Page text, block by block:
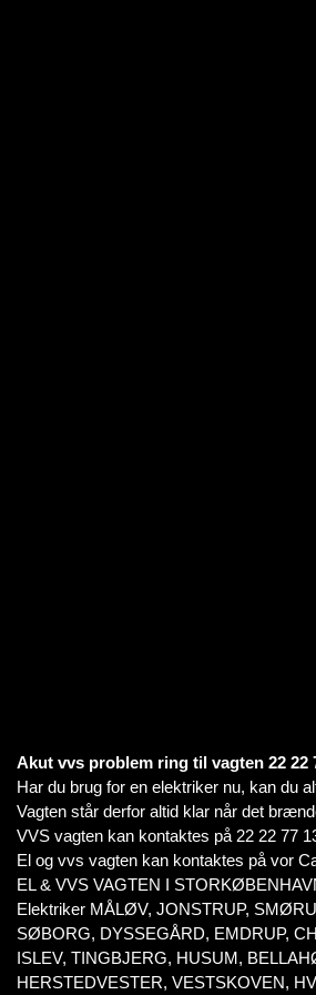
Akut vvs problem ring til vagten 22 22
Har du brug for en elektriker nu, kan du
Vagten står derfor altid klar når det
VVS vagten kan kontaktes på 22 22 77
El og vvs vagten kan kontaktes på vor
EL & VVS VAGTEN I
Elektriker MÅLØV, JONSTRUP,
SØBORG, DYSSEGÅRD, EMDRUP,
ISLEV, TINGBJERG, HUSUM,
HERSTEDVESTER, VESTSKOVEN,